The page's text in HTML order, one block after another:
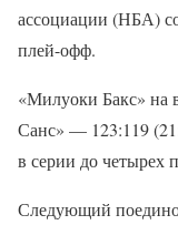
ассоциации (НБА)
плей-офф.
«Милуоки Бакс» на
Санс» — 123:119
в серии до четырех
Следующий